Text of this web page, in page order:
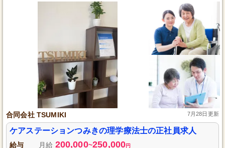
合同会社 TSUMIKI 7月28日更新
ケアステーションつみきの理学療法士の正社員求人
給与 月給 200,000~250,000円